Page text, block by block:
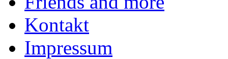
Kontakt
Impressum